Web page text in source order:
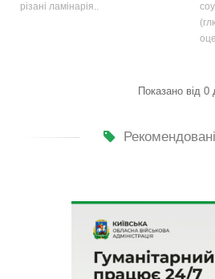
різані ламінарія..
Показано від 0
Рекомендовані